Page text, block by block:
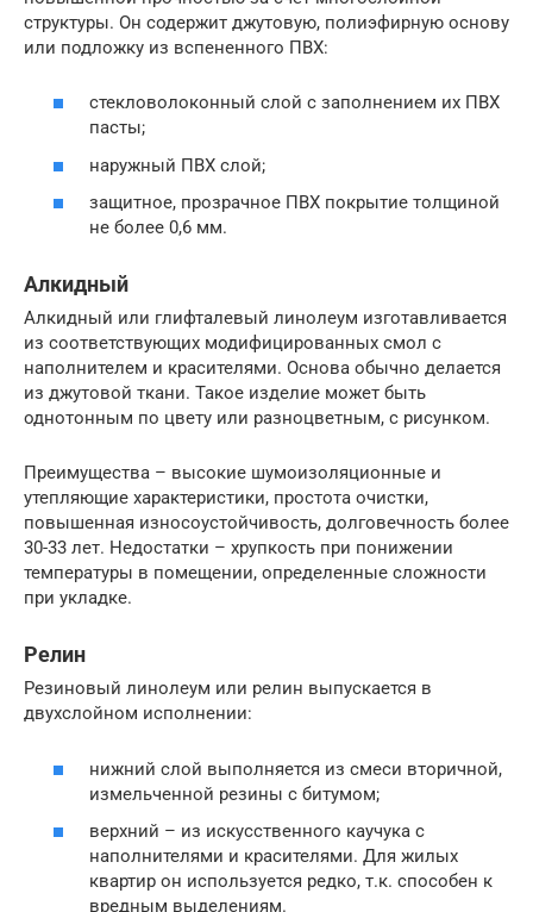
структуры. Он содержит джутовую, полиэфирную основу
или подложку из вспененного ПВХ:
стекловолоконный слой с заполнением их ПВХ
пасты;
наружный ПВХ слой;
защитное, прозрачное ПВХ покрытие толщиной
не более 0,6 мм.
Алкидный
Алкидный или глифталевый линолеум изготавливается
из соответствующих модифицированных смол с
наполнителем и красителями. Основа обычно делается
из джутовой ткани. Такое изделие может быть
однотонным по цвету или разноцветным, с рисунком.
Преимущества – высокие шумоизоляционные и
утепляющие характеристики, простота очистки,
повышенная износоустойчивость, долговечность более
30-33 лет. Недостатки – хрупкость при понижении
температуры в помещении, определенные сложности
при укладке.
Релин
Резиновый линолеум или релин выпускается в
двухслойном исполнении:
нижний слой выполняется из смеси вторичной,
измельченной резины с битумом;
верхний – из искусственного каучука с
наполнителями и красителями. Для жилых
квартир он используется редко, т.к. способен к
вредным выделениям.